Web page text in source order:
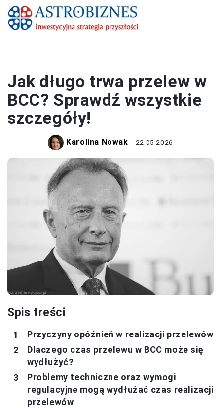
Jak długo trwa przelew w
BCC? Sprawdź wszystkie
szczegóły!
Karolina Nowak 22.05.2026
Spis treści
Przyczyny opóźnień w realizacji przelewów
Dlaczego czas przelewu w BCC może się
wydłużyć?
Problemy techniczne oraz wymogi
regulacyjne mogą wydłużać czas realizacji
przelewów